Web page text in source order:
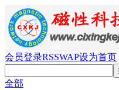
会员登录RSSWAP设为首页
全部